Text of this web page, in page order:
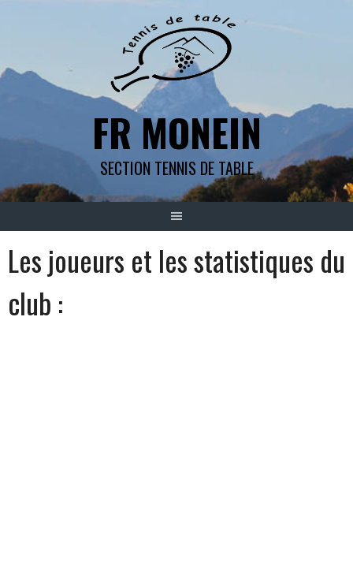
FR MONEIN
SECTION TENNIS DE TABLE
Les joueurs et les statistiques du
club :